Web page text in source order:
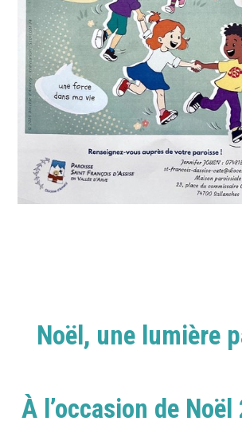
Noël, une lumière
À l’occasion de